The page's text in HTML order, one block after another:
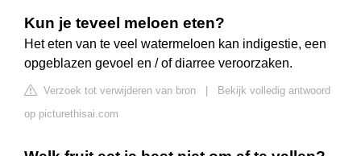
Kun je teveel meloen eten?
Het eten van te veel watermeloen kan indigestie, een
opgeblazen gevoel en / of diarree veroorzaken.
Verzoek tot verwijderen van bron
Bekijk volledig antwoord
op picturethisai.com